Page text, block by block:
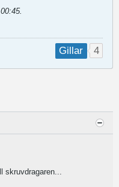
.
Gillar 4